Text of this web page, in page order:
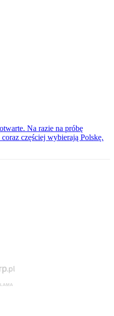
Na razie na próbę
częściej wybierają Polskę.